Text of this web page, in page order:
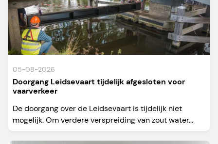
05-08-2026
Doorgang Leidsevaart tijdelijk afgesloten voor
vaarverkeer
De doorgang over de Leidsevaart is tijdelijk niet
mogelijk. Om verdere verspreiding van zout water...